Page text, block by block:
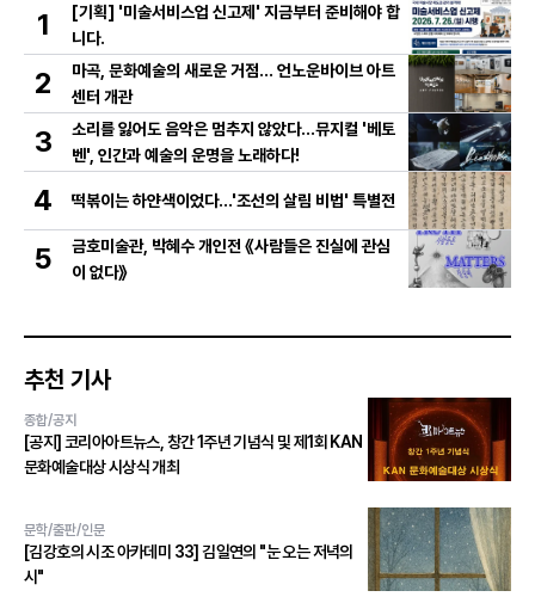
1
[기획] '미술서비스업 신고제' 지금부터 준비해야 합
니다.
2
마곡, 문화예술의 새로운 거점… 언노운바이브 아트
센터 개관
3
소리를 잃어도 음악은 멈추지 않았다…뮤지컬 '베토
벤', 인간과 예술의 운명을 노래하다!
4 떡볶이는 하얀색이었다...'조선의 살림 비법' 특별전
5
금호미술관, 박혜수 개인전 《사람들은 진실에 관심
이 없다》
추천 기사
종합/공지
[공지] 코리아아트뉴스, 창간 1주년 기념식 및 제1회 KAN
문화예술대상 시상식 개최
문학/출판/인문
[김강호의 시조 아카데미 33] 김일연의 "눈 오는 저녁의
시"